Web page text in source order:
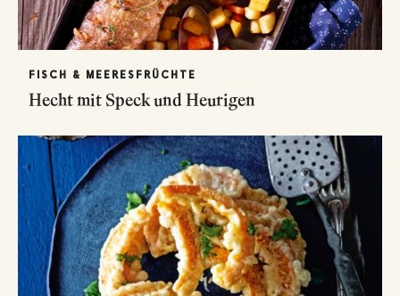
FISCH & MEERESFRÜCHTE
Hecht mit Speck und Heurigen